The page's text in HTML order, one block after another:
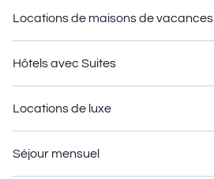
Locations de maisons de vacances
Hôtels avec Suites
Locations de luxe
Séjour mensuel